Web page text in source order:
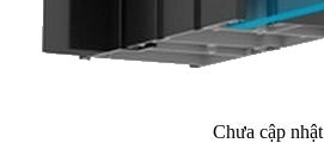
Chưa cập nhật